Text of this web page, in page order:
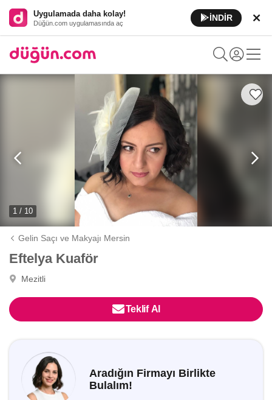
Uygulamada daha kolay!
Düğün.com uygulamasında aç
İNDİR
1 / 10
Gelin Saçı ve Makyajı Mersin
Eftelya Kuaför
Mezitli
Teklif Al
Aradığın Firmayı Birlikte
Bulalım!